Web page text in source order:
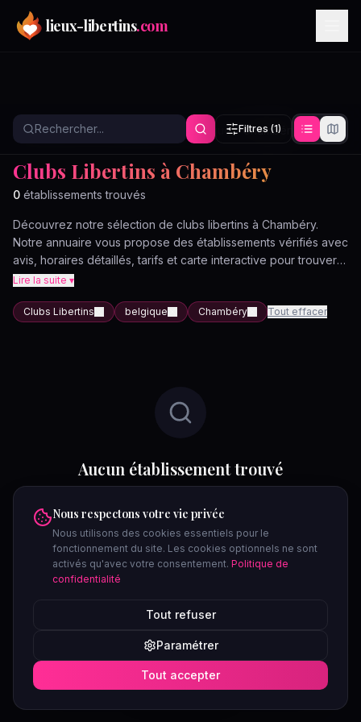
Aller au contenu principal
lieux-libertins.com
Filtres (1)
Annuaire Clubs Libertins Belgique Chambéry
Clubs Libertins à Chambéry
0 établissements trouvés
Découvrez notre sélection de clubs libertins à Chambéry.
Notre annuaire vous propose des établissements vérifiés avec
avis, horaires détaillés, tarifs et carte interactive pour trouver
le lieu idéal près de chez vous.
Lire la suite ▾
Clubs Libertins belgique Chambéry Tout effacer
Aucun établissement trouvé
Chambéry. Essayez de modifier vos filtres ou
d'élargir votre zone de recherche.
clubs libertins(sans filtre ville)
Voir toutes les catégories
Marseille
Voir la carte
Nous respectons votre vie privée
Nous utilisons des cookies essentiels pour le
fonctionnement du site. Les cookies optionnels ne sont
activés qu'avec votre consentement. Politique de
confidentialité
Tout refuser
Paramétrer
Tout accepter